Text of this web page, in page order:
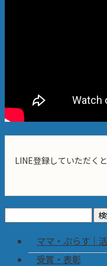
LINE登録していただく
検
索:
ママ・ぷらす｜
受賞・表彰